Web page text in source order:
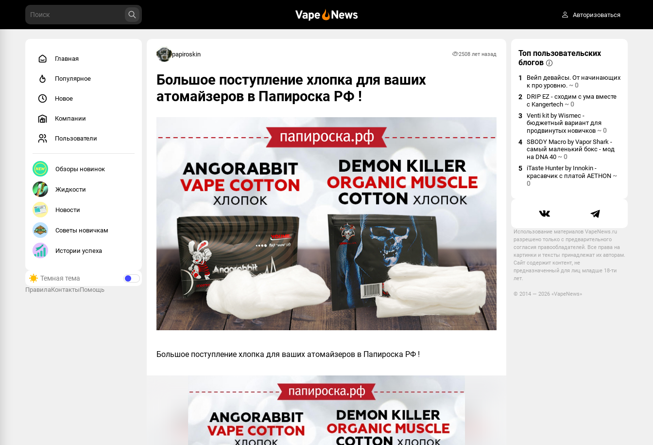
Авторизоваться
Главная
Популярное
Новое
Компании
Пользователи
Обзоры новинок
Жидкости
Новости
Советы новичкам
Истории успеха
Темная тема
ПравилаКонтактыПомощь
papiroskin 2508 лет назад
Большое поступление хлопка для ваших
атомайзеров в Папироска РФ !
Большое поступление хлопка для ваших атомайзеров в Папироска РФ !
Топ пользовательских
блогов
1
Вейп девайсы. От начинающих
к про уровню. ~0
2
DRIP EZ - сходим с ума вместе
с Kangertech ~0
3 Venti kit by Wismec -
бюджетный вариант для
продвинутых новичков ~0
4 SBODY Macro by Vapor Shark -
самый маленький бокс - мод
на DNA 40 ~0
5
iTaste Hunter by Innokin -
красавчик с платой AETHON ~
0
Использование материалов VapeNews.ru
разрешено только с предварительного
согласия правообладателей. Все права на
картинки и тексты принадлежат их авторам.
Сайт содержит контент, не
предназначенный для лиц младше 18-ти
лет.
© 2014 — 2026 «VapeNews»